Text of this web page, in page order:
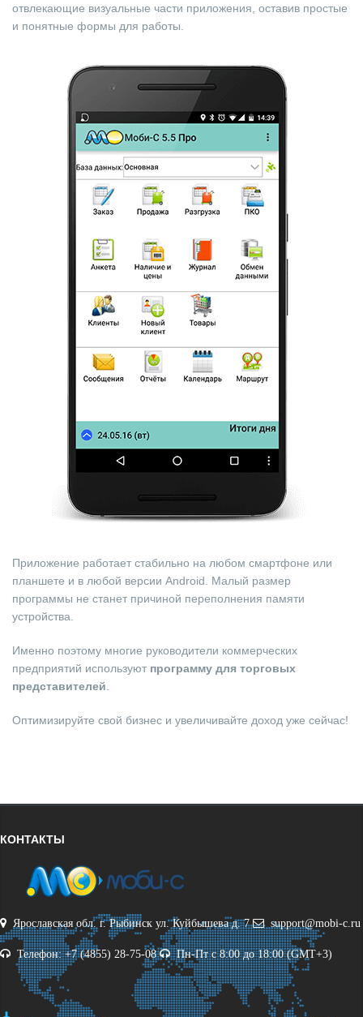
отвлекающие визуальные части приложения, оставив простые
и понятные формы для работы.
Приложение работает стабильно на любом смартфоне или
планшете и в любой версии Android. Малый размер
программы не станет причиной переполнения памяти
устройства.
Именно поэтому многие руководители коммерческих
предприятий используют программу для торговых
представителей
Оптимизируйте свой бизнес и увеличивайте доход уже сейчас!
КОНТАКТЫ
Ярославская обл. г. Рыбинск ул. Куйбышева д. 7 support@mobi-c.ru
Телефон: +7 (4855) 28-75-08 Пн-Пт с 8:00 до 18:00 (GMT+3)